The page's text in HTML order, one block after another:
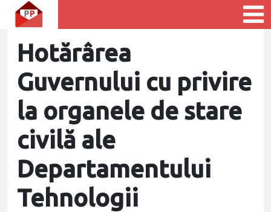
Hotărârea
Guvernului cu privire
la organele de stare
civilă ale
Departamentului
Tehnologii